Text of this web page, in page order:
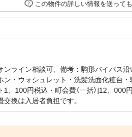
この物件の詳しい情報を送って
ンライン相談可、備考：駒形バイパス
ン・ウォシュレット・洗髪洗面化粧台
、100円税込・町会費（一括）]12、
換は入居者負担です。